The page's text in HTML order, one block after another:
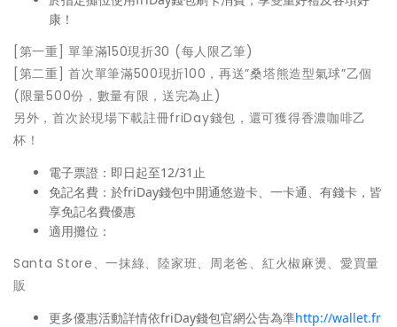
康！
[第一重] 單筆滿150現折30 (每人限乙筆)
[第二重] 首次單筆滿500現折100，再送”桑塔熊造型氣球”乙個
(限量500份，數量有限，送完為止)
另外，首次於現場下載註冊friDay錢包，還可獲得香濃咖啡乙
杯！
電子票證：即日起至12/31止
免記名費：於friDay錢包中開通悠遊卡、一卡通、有錢卡，皆
享免記名費優惠
適用攤位：
Santa Store、一抹綠、陸家班、周老爸、紅火椒麻燙、愛買量
販
更多優惠活動詳情依friDay錢包官網公告為準http://wallet.fr